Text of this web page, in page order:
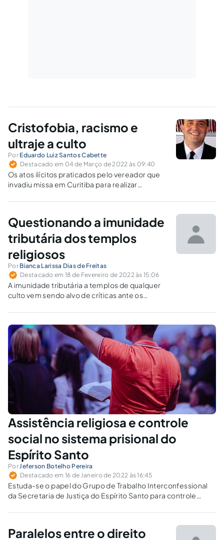
Cristofobia, racismo e
ultraje a culto
Por Eduardo Luiz Santos Cabette
Destacado em 04 de Março de 2022 às 09:40
Os atos ilícitos praticados pelo vereador que
invadiu missa em Curitiba para realizar
responsabilidade criminal, cível, administrativa
Questionando a imunidade
tributária dos templos
religiosos
Por Bianca Larissa Dias de Freitas
Destacado em 18 de Fevereiro de 2022 às 15:06
A imunidade tributária a templos de qualquer
culto vem sendo alvo de críticas ante os
outras fraudes.
Assistência religiosa e controle
social no sistema prisional do
Espírito Santo
Por Jeferson Botelho Pereira
Destacado em 16 de Janeiro de 2022 às 16:45
Estuda-se o papel do Grupo de Trabalho Interconfessional
da Secretaria de Justiça do Espírito Santo para controle
reincidência.
Paralelos entre o direito